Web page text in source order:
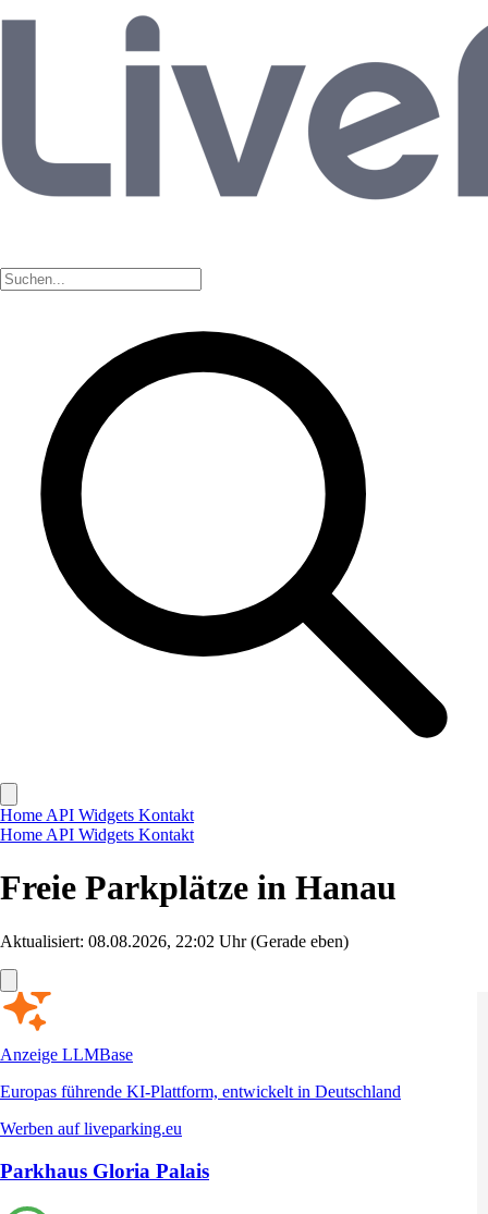
Home API Widgets Kontakt
Home API Widgets Kontakt
Freie Parkplätze in Hanau
Aktualisiert: 08.08.2026, 22:02 Uhr(Gerade eben)
Anzeige LLMBase
Europas führende KI-Plattform, entwickelt in Deutschland
Werben auf liveparking.eu
Parkhaus Gloria Palais